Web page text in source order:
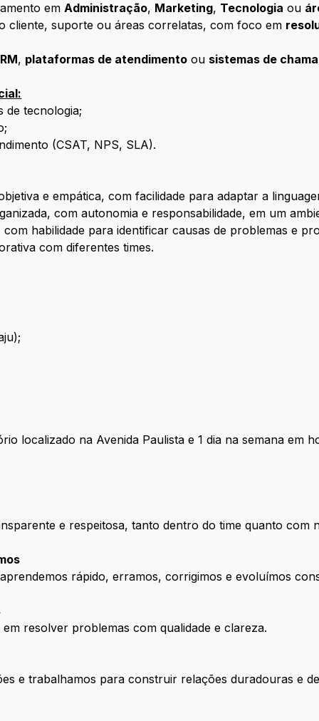
emAdministração, Marketing, Tecnologia ou
cliente, suporte ou áreas correlatas, com foco em
, plataformas de atendimento ou sistemas de
de tecnologia;
(CSAT, NPS, SLA).
e empática, com facilidade para adaptar a
com autonomia e responsabilidade, em um
habilidade para identificar causas de problemas e
com diferentes times.
localizado na Avenida Paulista e 1 dia na semana em
e respeitosa, tanto dentro do time quanto com
rápido, erramos, corrigimos e evoluímos
resolver problemas com qualidade e clareza.
e trabalhamos para construir relações duradouras e